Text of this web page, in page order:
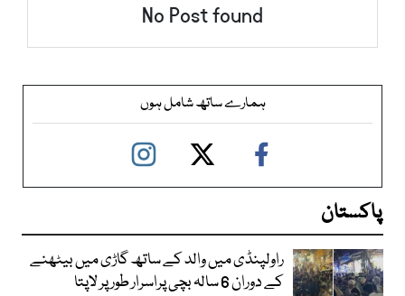
No Post found
ہمارے ساتھ شامل ہوں
پاکستان
راولپنڈی میں والد کے ساتھ گاڑی میں بیٹھنے
کے دوران 6 سالہ بچی پراسرار طور پر لاپتا